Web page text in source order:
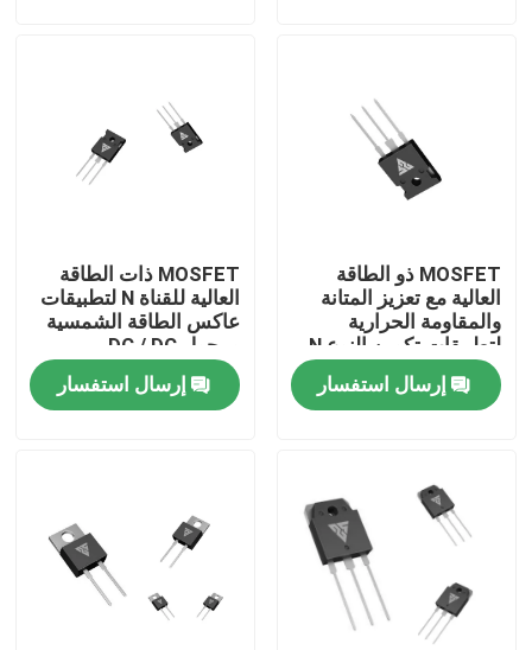
معلومات عنا
جولة في المعمل
رقابة جودة
اتصل بنا
أخبار
اطلب اقتباس
موسفيت عالي الطاقة
كربيد السيليكون موسفيت
MOSFET ذو الطاقة
العالية مع تعزيز المتانة
والمقاومة الحرارية
لتطبيقات تكوين النوع N
إرسال استفسار
MOSFET ذات الطاقة
العالية للقناة N لتطبيقات
عاكس الطاقة الشمسية
ومحول DC / DC
إرسال استفسار